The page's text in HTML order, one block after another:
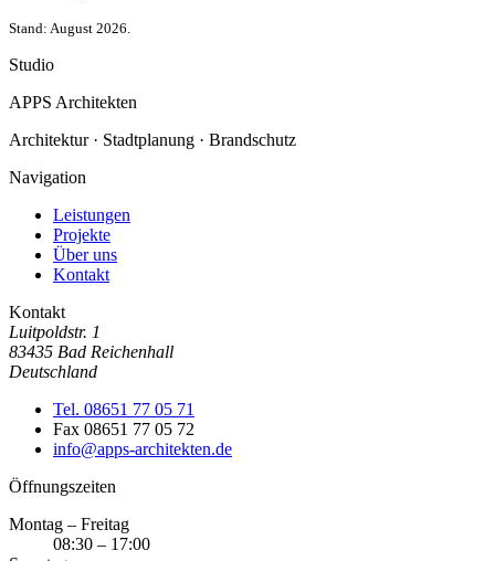
Stand: August 2026.
Studio
APPS Architekten
Architektur · Stadtplanung · Brandschutz
Navigation
Leistungen
Projekte
Über uns
Kontakt
Kontakt
Luitpoldstr. 1
83435 Bad Reichenhall
Deutschland
Tel. 08651 77 05 71
Fax 08651 77 05 72
info@apps-architekten.de
Öffnungszeiten
Montag – Freitag
08:30 – 17:00